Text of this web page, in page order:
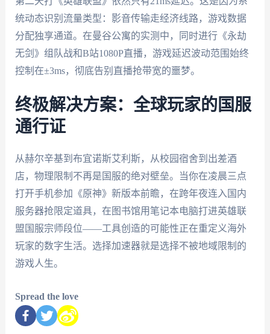
统动态识别流量类型：影音传输走经济线路，游戏数据
分配独享通道。在曼谷公寓的实测中，同时进行《永劫
无剑》组队战和B站1080P直播，游戏延迟波动范围始终
控制在±3ms，彻底告别直播抢带宽的噩梦。
终极解决方案：全球玩家的国服
通行证
从赫尔辛基到布宜诺斯艾利斯，从校园宿舍到出差酒
店，物理限制不再是国服的绝对壁垒。当你在凌晨三点
打开手机参加《原神》新版本前瞻，在跨年夜连入国内
服务器抢限定道具，在图书馆用笔记本电脑打进英雄联
盟国服宗师段位——工具创造的可能性正在重定义海外
玩家的数字生活。选择加速器就是选择不被地域限制的
游戏人生。
Spread the love